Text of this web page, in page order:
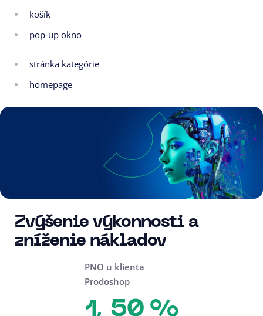
košík
pop-up okno
stránka kategórie
homepage
Zvýšenie výkonnosti a
zníženie nákladov
1, 50 %
PNO u klienta
Prodoshop